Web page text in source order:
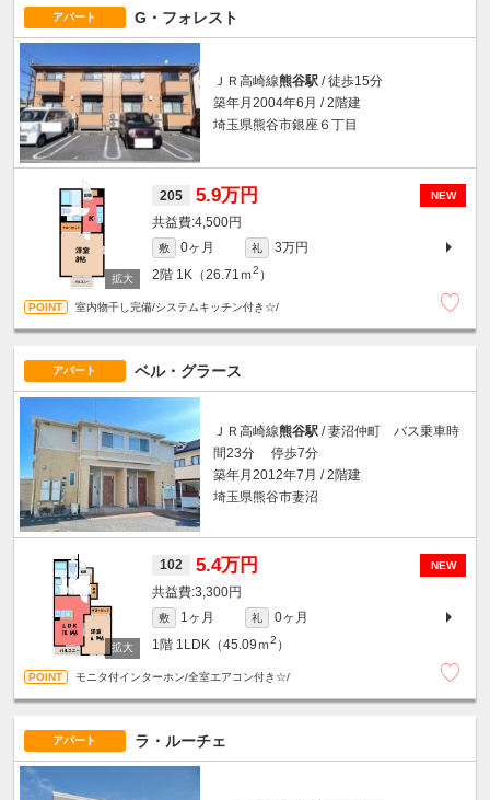
アパート G・フォレスト
ＪＲ高崎線熊谷駅 / 徒歩15分
築年月2004年6月 / 2階建
埼玉県熊谷市銀座６丁目
NEW
205 5.9万円
4,500円
敷 0ヶ月 礼
3万円
2階 1K（26.71ｍ2 ）
室内物干し完備/システムキッチン付き☆/
アパート ベル・グラース
ＪＲ高崎線熊谷駅 / 妻沼仲町 バス乗車時
間23分 停歩7分
築年月2012年7月 / 2階建
埼玉県熊谷市妻沼
NEW
102 5.4万円
3,300円
敷 1ヶ月 礼
0ヶ月
1階 1LDK（45.09ｍ2 ）
モニタ付インターホン/全室エアコン付き☆/
アパート ラ・ルーチェ